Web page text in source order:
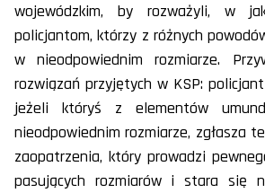
wojewódzkim, by rozważyli, w
policjantom, którzy z różnych
w nieodpowiednim rozmiarze.
rozwiązań przyjętych w KSP:
jeżeli któryś z elementów
nieodpowiednim rozmiarze, zgłasza
zaopatrzenia, który prowadzi
pasujących rozmiarów i stara się